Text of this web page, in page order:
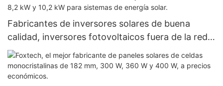
Fabricantes de inversores solares de buena
calidad, inversores fotovoltaicos fuera de la red,
inversores híbridos de 8,2 kW y 10,2 kW para
sistemas de energía solar.